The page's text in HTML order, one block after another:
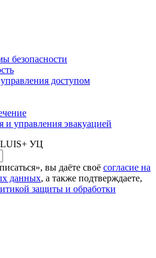
безопасности
доступом
и управления эвакуацией
LUIS+ УЦ
вы даёте своё согласие на
данных, а также подтверждаете,
защиты и обработки